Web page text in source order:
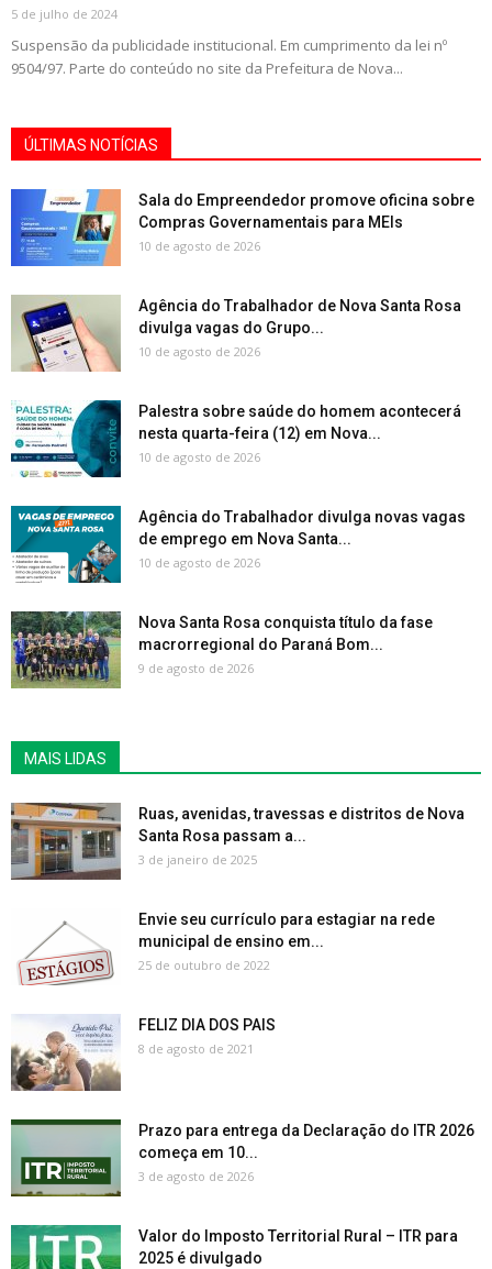
5 de julho de 2024
Suspensão da publicidade institucional. Em cumprimento da lei nº
9504/97. Parte do conteúdo no site da Prefeitura de Nova...
ÚLTIMAS NOTÍCIAS
Sala do Empreendedor promove oficina sobre
Compras Governamentais para MEIs
10 de agosto de 2026
Agência do Trabalhador de Nova Santa Rosa
divulga vagas do Grupo...
10 de agosto de 2026
Palestra sobre saúde do homem acontecerá
nesta quarta-feira (12) em Nova...
10 de agosto de 2026
Agência do Trabalhador divulga novas vagas
de emprego em Nova Santa...
10 de agosto de 2026
Nova Santa Rosa conquista título da fase
macrorregional do Paraná Bom...
9 de agosto de 2026
MAIS LIDAS
Ruas, avenidas, travessas e distritos de Nova
Santa Rosa passam a...
3 de janeiro de 2025
Envie seu currículo para estagiar na rede
municipal de ensino em...
25 de outubro de 2022
FELIZ DIA DOS PAIS
8 de agosto de 2021
Prazo para entrega da Declaração do ITR 2026
começa em 10...
3 de agosto de 2026
Valor do Imposto Territorial Rural – ITR para
2025 é divulgado